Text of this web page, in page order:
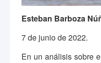
Esteban Barboza
7 de junio de 2022.
En un análisis sobre